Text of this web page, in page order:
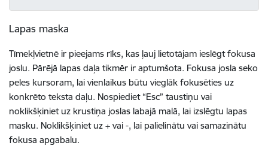
Lapas maska
Tīmekļvietnē ir pieejams rīks, kas ļauj lietotājam ieslēgt fokusa
joslu. Pārējā lapas daļa tikmēr ir aptumšota. Fokusa josla seko
peles kursoram, lai vienlaikus būtu vieglāk fokusēties uz
konkrēto teksta daļu. Nospiediet “Esc” taustiņu vai
noklikšķiniet uz krustiņa joslas labajā malā, lai izslēgtu lapas
masku. Noklikšķiniet uz + vai -, lai palielinātu vai samazinātu
fokusa apgabalu.